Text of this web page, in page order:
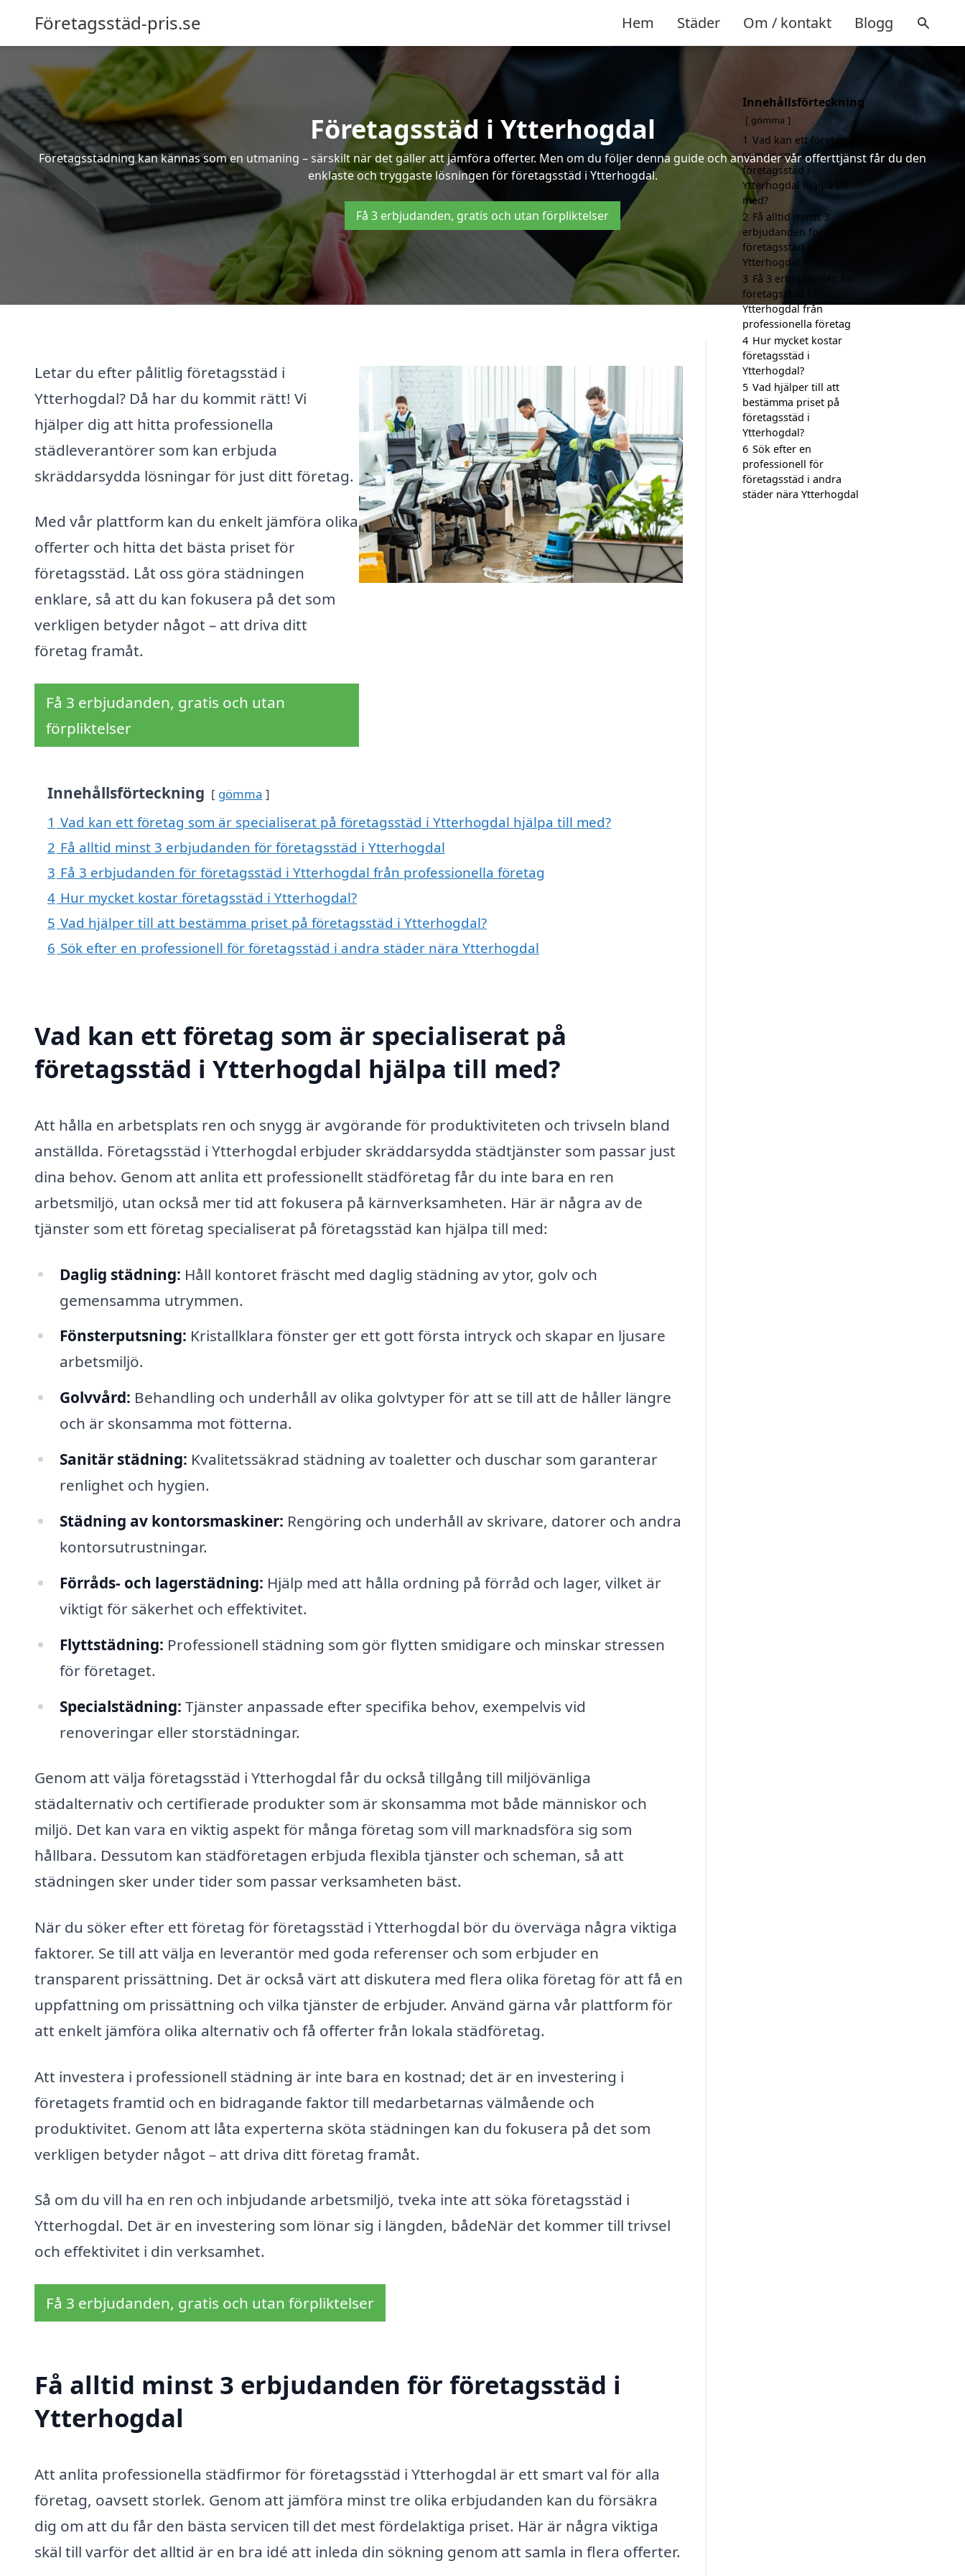
Företagsstäd-pris.se Hem Städer Om / kontakt Blogg
Företagsstäd i Ytterhogdal
Företagsstädning kan kännas som en utmaning – särskilt när det gäller att jämföra offerter. Men om du följer denna guide och använder vår offerttjänst får du den
enklaste och tryggaste lösningen för företagsstäd i Ytterhogdal.
Få 3 erbjudanden, gratis och utan förpliktelser
Letar du efter pålitlig företagsstäd i
Ytterhogdal? Då har du kommit rätt! Vi
hjälper dig att hitta professionella
städleverantörer som kan erbjuda
skräddarsydda lösningar för just ditt företag.
Med vår plattform kan du enkelt jämföra olika
offerter och hitta det bästa priset för
företagsstäd. Låt oss göra städningen
enklare, så att du kan fokusera på det som
verkligen betyder något – att driva ditt
företag framåt.
Få 3 erbjudanden, gratis och utan
förpliktelser
Innehållsförteckning gömma
1 Vad kan ett företag som är specialiserat på företagsstäd i Ytterhogdal hjälpa till med?
2 Få alltid minst 3 erbjudanden för företagsstäd i Ytterhogdal
3 Få 3 erbjudanden för företagsstäd i Ytterhogdal från professionella företag
4 Hur mycket kostar företagsstäd i Ytterhogdal?
5 Vad hjälper till att bestämma priset på företagsstäd i Ytterhogdal?
6 Sök efter en professionell för företagsstäd i andra städer nära Ytterhogdal
Vad kan ett företag som är specialiserat på
företagsstäd i Ytterhogdal hjälpa till med?
Att hålla en arbetsplats ren och snygg är avgörande för produktiviteten och trivseln bland
anställda. Företagsstäd i Ytterhogdal erbjuder skräddarsydda städtjänster som passar just
dina behov. Genom att anlita ett professionellt städföretag får du inte bara en ren
arbetsmiljö, utan också mer tid att fokusera på kärnverksamheten. Här är några av de
tjänster som ett företag specialiserat på företagsstäd kan hjälpa till med:
Daglig städning: Håll kontoret fräscht med daglig städning av ytor, golv och
gemensamma utrymmen.
Fönsterputsning: Kristallklara fönster ger ett gott första intryck och skapar en ljusare
arbetsmiljö.
Golvvård: Behandling och underhåll av olika golvtyper för att se till att de håller längre
och är skonsamma mot fötterna.
Sanitär städning: Kvalitetssäkrad städning av toaletter och duschar som garanterar
renlighet och hygien.
Städning av kontorsmaskiner: Rengöring och underhåll av skrivare, datorer och andra
kontorsutrustningar.
Förråds- och lagerstädning: Hjälp med att hålla ordning på förråd och lager, vilket är
viktigt för säkerhet och effektivitet.
Flyttstädning: Professionell städning som gör flytten smidigare och minskar stressen
för företaget.
Specialstädning: Tjänster anpassade efter specifika behov, exempelvis vid
renoveringar eller storstädningar.
Genom att välja företagsstäd i Ytterhogdal får du också tillgång till miljövänliga
städalternativ och certifierade produkter som är skonsamma mot både människor och
miljö. Det kan vara en viktig aspekt för många företag som vill marknadsföra sig som
hållbara. Dessutom kan städföretagen erbjuda flexibla tjänster och scheman, så att
städningen sker under tider som passar verksamheten bäst.
När du söker efter ett företag för företagsstäd i Ytterhogdal bör du överväga några viktiga
faktorer. Se till att välja en leverantör med goda referenser och som erbjuder en
transparent prissättning. Det är också värt att diskutera med flera olika företag för att få en
uppfattning om prissättning och vilka tjänster de erbjuder. Använd gärna vår plattform för
att enkelt jämföra olika alternativ och få offerter från lokala städföretag.
Att investera i professionell städning är inte bara en kostnad; det är en investering i
företagets framtid och en bidragande faktor till medarbetarnas välmående och
produktivitet. Genom att låta experterna sköta städningen kan du fokusera på det som
verkligen betyder något – att driva ditt företag framåt.
Så om du vill ha en ren och inbjudande arbetsmiljö, tveka inte att söka företagsstäd i
Ytterhogdal. Det är en investering som lönar sig i längden, bådeNär det kommer till trivsel
och effektivitet i din verksamhet.
Få 3 erbjudanden, gratis och utan förpliktelser
Få alltid minst 3 erbjudanden för företagsstäd i
Ytterhogdal
Att anlita professionella städfirmor för företagsstäd i Ytterhogdal är ett smart val för alla
företag, oavsett storlek. Genom att jämföra minst tre olika erbjudanden kan du försäkra
dig om att du får den bästa servicen till det mest fördelaktiga priset. Här är några viktiga
skäl till varför det alltid är en bra idé att inleda din sökning genom att samla in flera offerter.
Innehållsförteckning
gömma
1 Vad kan ett företag
som är specialiserat på
företagsstäd i
Ytterhogdal hjälpa till
med?
2 Få alltid minst 3
erbjudanden för
företagsstäd i
Ytterhogdal
3 Få 3 erbjudanden för
företagsstäd i
Ytterhogdal från
professionella företag
4 Hur mycket kostar
företagsstäd i
Ytterhogdal?
5 Vad hjälper till att
bestämma priset på
företagsstäd i
Ytterhogdal?
6 Sök efter en
professionell för
företagsstäd i andra
städer nära Ytterhogdal